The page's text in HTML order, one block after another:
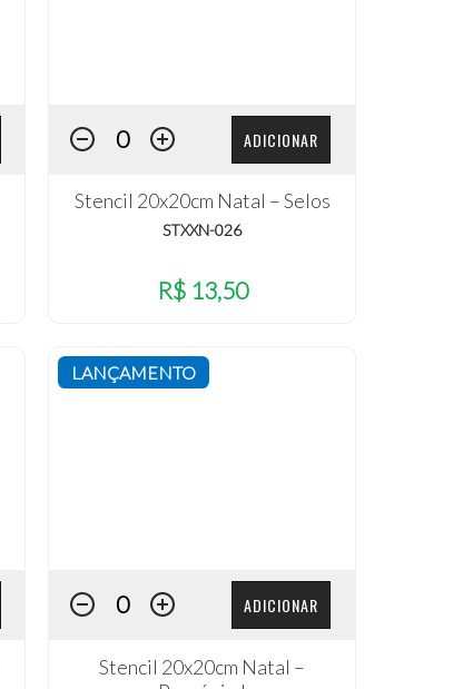
ADICIONAR
Stencil 20x20cm Natal – Selos
STXXN-026
R$ 13,50
LANÇAMENTO
ADICIONAR
Stencil 20x20cm Natal –